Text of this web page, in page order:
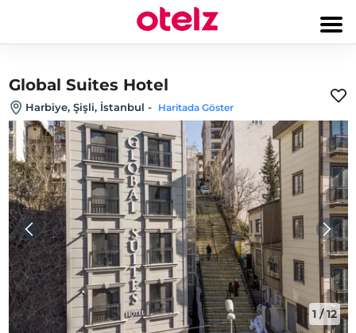
Global Suites Hotel
Harbiye, Şişli, İstanbul - Haritada Göster
1 /12